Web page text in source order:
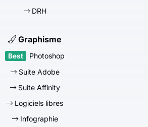
DRH
Graphisme
Photoshop
Suite Adobe
Suite Affinity
Logiciels libres
Infographie